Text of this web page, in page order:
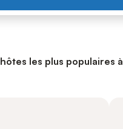
les plus populaires à